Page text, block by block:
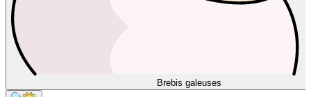
Brebis galeuses